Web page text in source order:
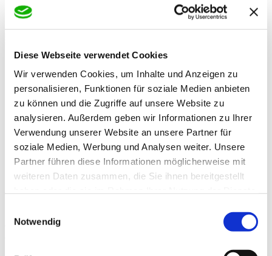
Diese Webseite verwendet Cookies
Wir verwenden Cookies, um Inhalte und Anzeigen zu
personalisieren, Funktionen für soziale Medien anbieten
zu können und die Zugriffe auf unsere Website zu
analysieren. Außerdem geben wir Informationen zu Ihrer
Verwendung unserer Website an unsere Partner für
soziale Medien, Werbung und Analysen weiter. Unsere
Partner führen diese Informationen möglicherweise mit
weiteren Daten zusammen, die Sie ihnen bereitgestellt
Notwendig
Vögel & Geflügel
Vogelfutter
Taubenfutter
Basisfutter
Ergänzungsfutter
Geflügelfutter
Basisfutter
Ergänzungsfutter
Futter
Futterstation & Zubehör
Nisthilfen
Fischfutter
Nutztiere
Hundesnacks